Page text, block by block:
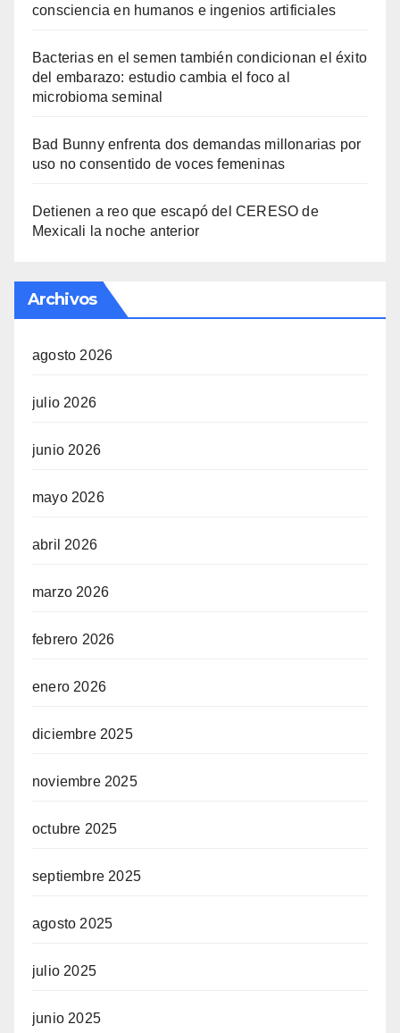
consciencia en humanos e ingenios artificiales
Bacterias en el semen también condicionan el éxito
del embarazo: estudio cambia el foco al
microbioma seminal
Bad Bunny enfrenta dos demandas millonarias por
uso no consentido de voces femeninas
Detienen a reo que escapó del CERESO de
Mexicali la noche anterior
Archivos
agosto 2026
julio 2026
junio 2026
mayo 2026
abril 2026
marzo 2026
febrero 2026
enero 2026
diciembre 2025
noviembre 2025
octubre 2025
septiembre 2025
agosto 2025
julio 2025
junio 2025